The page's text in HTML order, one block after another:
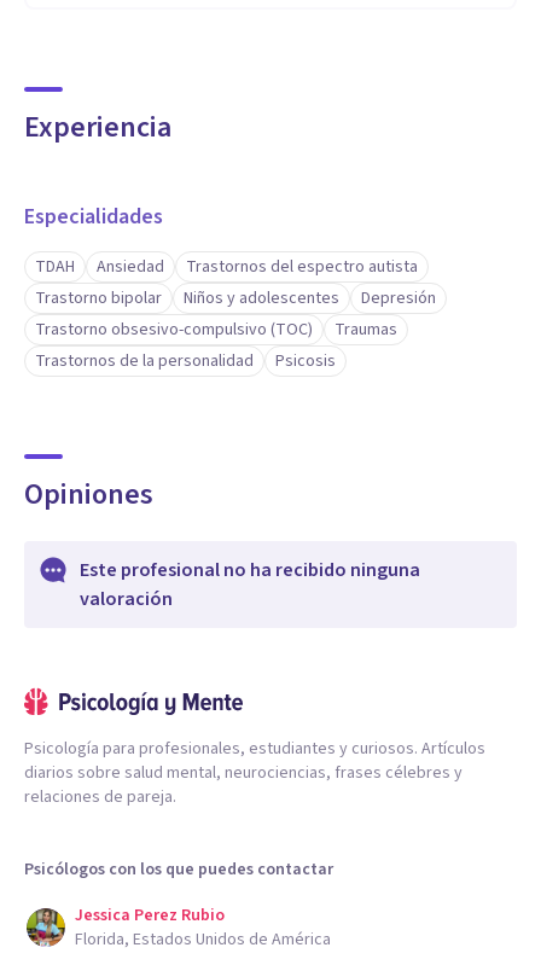
Experiencia
Especialidades
TDAH Ansiedad
Trastornos del espectro autista
Trastorno bipolar
Niños y adolescentes
Depresión
Trastorno obsesivo-compulsivo (TOC)
Traumas
Trastornos de la personalidad
Psicosis
Opiniones
Este profesional no ha recibido ninguna
valoración
Psicología para profesionales, estudiantes y curiosos. Artículos
diarios sobre salud mental, neurociencias, frases célebres y
relaciones de pareja.
Psicólogos con los que puedes contactar
Jessica Perez Rubio
Florida, Estados Unidos de América